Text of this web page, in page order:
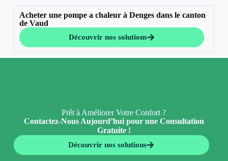
Acheter une pompe a chaleur à Denges dans le canton
de Vaud
Découvrir nos solutions
Prêt à Améliorer Votre Confort ?
Contactez-Nous Aujourd’hui pour une Consultation
Gratuite !
Découvrir nos solutions